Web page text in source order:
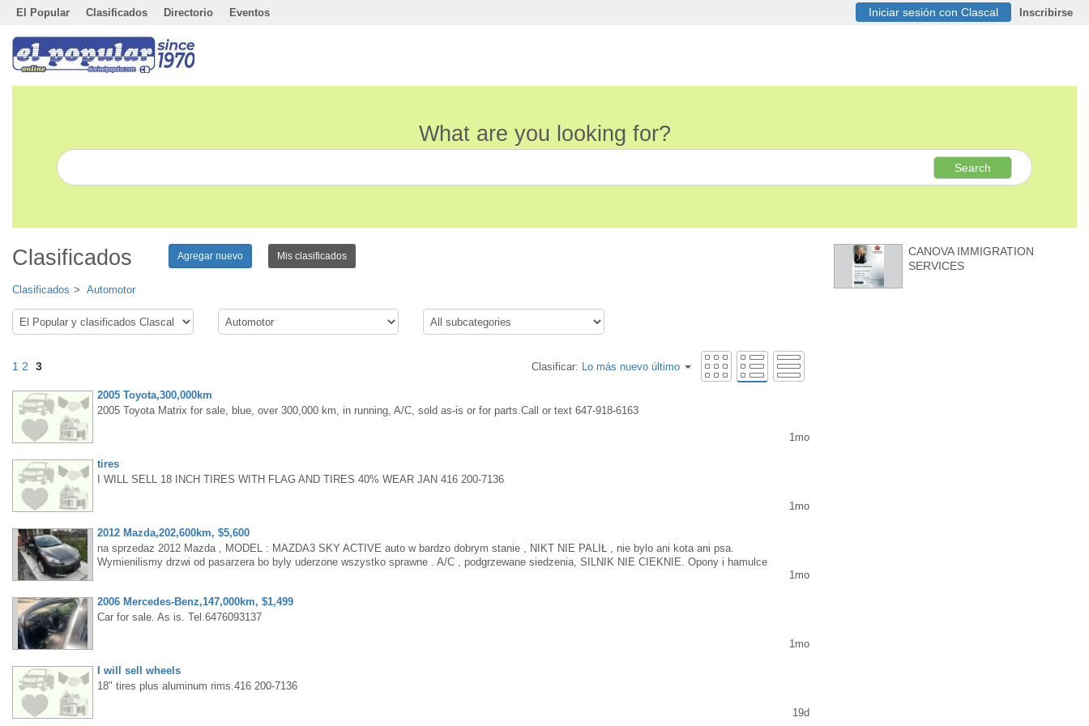
El Popular Clasificados Directorio Eventos Iniciar sesión con Clascal Inscribirse
What are you looking for?
Search
CANOVA IMMIGRATION
SERVICES
Clasificados Agregar nuevo Mis clasificados
Clasificados Automotor
1 2 3 Clasificar: Lo más nuevo último
2005 Toyota,300,000km
2005 Toyota Matrix for sale, blue, over 300,000 km, in running, A/C, sold as-is or for parts.Call or text 647-918-6163
1mo
tires
I WILL SELL 18 INCH TIRES WITH FLAG AND TIRES 40% WEAR JAN 416 200-7136
1mo
2012 Mazda,202,600km, $5,600
na sprzedaz 2012 Mazda , MODEL : MAZDA3 SKY ACTIVE auto w bardzo dobrym stanie , NIKT NIE PALIŁ , nie bylo ani kota ani psa.
Wymienilismy drzwi od pasarzera bo byly uderzone wszystko sprawne . A/C , podgrzewane siedzenia, SILNIK NIE CIEKNIE. Opony i hamulce
1mo
2006 Mercedes-Benz,147,000km, $1,499
Car for sale. As is. Tel.6476093137
1mo
I will sell wheels
18" tires plus aluminum rims.416 200-7136
19d